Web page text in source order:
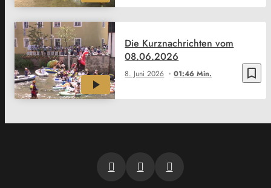
bookmark_border
8. Juni 2026 01:46 Min.
Die Kurznachrichten vom
08.06.2026